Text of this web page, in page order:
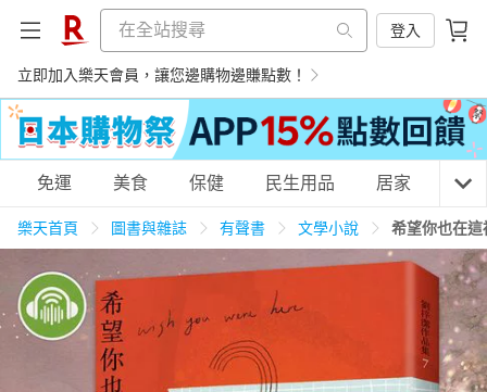
登入
立即加入樂天會員，讓您邊購物邊賺點數！
購物網分類
天天免運 養生保健 民生用品
3C家電 運動休閒 親子玩具
免運 美食 保健 民生用品 居家 3C
樂天首頁 圖書與雜誌 有聲書 文學小說 希望你也在